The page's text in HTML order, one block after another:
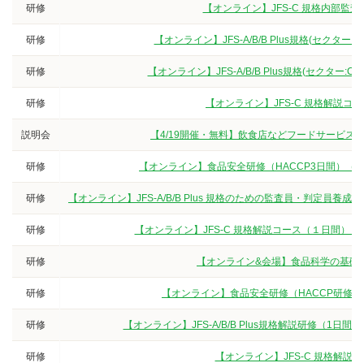
研修 【オンライン】JFS-C 規格内部監
研修 【オンライン】JFS-A/B/B Plus規格(セクタ
研修 【オンライン】JFS-A/B/B Plus規格(セクター
研修 【オンライン】JFS-C 規格解説コ
説明会 【4/19開催・無料】飲食店などフードサービ
研修 【オンライン】食品安全研修（HACCP3日間）
研修 【オンライン】JFS-A/B/B Plus 規格のための監査員・判定員養
研修 【オンライン】JFS-C 規格解説コース（１日間）
研修 【オンライン&会場】食品科学の基
研修 【オンライン】食品安全研修（HACCP研修
研修 【オンライン】JFS-A/B/B Plus規格解説研修（1日間
研修 【オンライン】JFS-C 規格解説